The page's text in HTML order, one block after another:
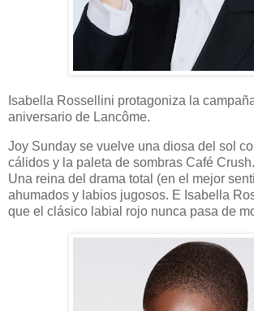
Isabella Rossellini protagoniza la
aniversario de Lancôme.
Joy Sunday se vuelve una diosa del sol
cálidos y la paleta de sombras Café
Una reina del drama total (en el mejor
ahumados y labios jugosos. E Isabella
que el clásico labial rojo nunca pasa de